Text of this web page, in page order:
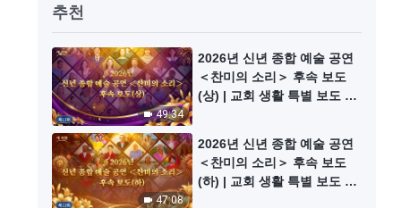
추천
49:34
2026년 신년 종합 예술 공연
＜찬미의 소리＞ 후속 보도
(상) | 교회 생활 특별 보도 11
47:08
2026년 신년 종합 예술 공연
＜찬미의 소리＞ 후속 보도
(하) | 교회 생활 특별 보도 12